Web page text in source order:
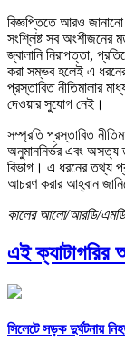
বিজ্ঞপ্তিতে আরও জানানো
সংশ্লিষ্ট সব অংশীজনের
জ্বালানি নিরাপত্তা,
করা সম্ভব হলেই এ ধরনের
প্রস্তাবিত নীতিমালার
দেওয়ার সুযোগ নেই।
সম্প্রতি প্রস্তাবিত
অনুমাননির্ভর এবং অসত্য
বিভাগ। এ ধরনের তথ্য
আচরণ করার আহ্বান
কালের আলো/আরডি/
এই ক্যাটাগরির
সিলেটে সড়ক দুর্ঘটনায়